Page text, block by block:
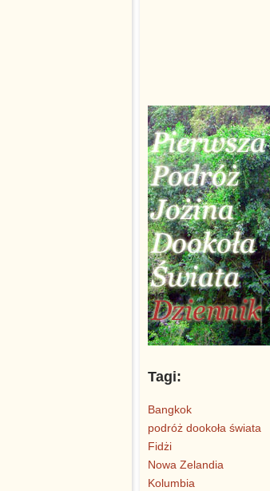
Tagi:
Bangkok
podróż dookoła świata
Fidżi
Nowa Zelandia
Kolumbia